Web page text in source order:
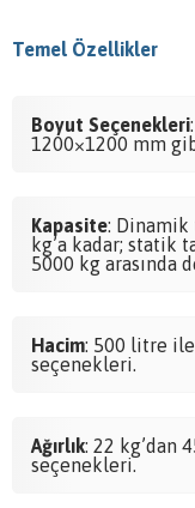
Temel Özellikler
Boyut Seçenekleri
1200×1200 mm
Kapasite: Dinamik
kg’a kadar; statik
5000 kg arasında
Hacim: 500 litre ile
seçenekleri.
Ağırlık: 22 kg’dan
seçenekleri.